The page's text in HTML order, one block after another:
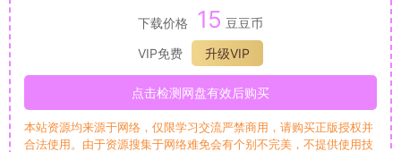
下载价格 15 豆豆币
VIP免费
升级VIP
点击检测网盘有效后购买
本站资源均来源于网络，仅限学习交流严禁商用，请购买正版授权并
合法使用。由于资源搜集于网络难免会有个别不完美，不提供使用技